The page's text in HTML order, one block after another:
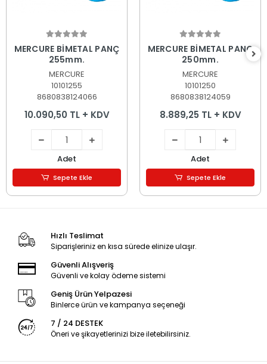
Sepete Ekle
MERCURE BİMETAL PANÇ
255mm.
MERCURE
10101255
8680838124066
10.090,50 TL + KDV
Adet
Sepete Ekle
Sepete Ekle
MERCURE BİMETAL PANÇ
250mm.
MERCURE
10101250
8680838124059
8.889,25 TL + KDV
Adet
Sepete Ekle
Hızlı Teslimat
Siparişleriniz en kısa sürede elinize ulaşır.
Güvenli Alışveriş
Güvenli ve kolay ödeme sistemi
Geniş Ürün Yelpazesi
Binlerce ürün ve kampanya seçeneği
7 / 24 DESTEK
Öneri ve şikayetlerinizi bize iletebilirsiniz.